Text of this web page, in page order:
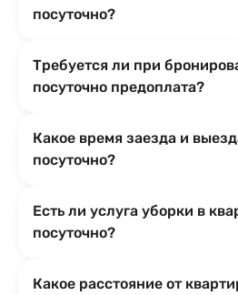
посуточно?
Требуется ли при
посуточно предоплата?
Какое время заезда и
посуточно?
Есть ли услуга уборки в
посуточно?
Какое расстояние от